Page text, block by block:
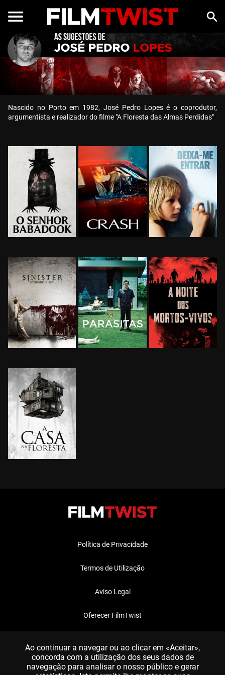
Nascido no Porto em 1982, José Pedro Lopes é o coprodutor,
argumentista e realizador do filme "A Floresta das Almas Perdidas"
Política de Privacidade
Termos de Utilização
Aviso Legal
Oferecer FilmTwist
Ao continuar a navegar ou ao clicar em «Aceitar»,
concorda com a utilização dos seus dados de
navegação para analisar o nosso público e gerar